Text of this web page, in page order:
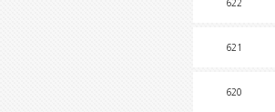
622
621
620